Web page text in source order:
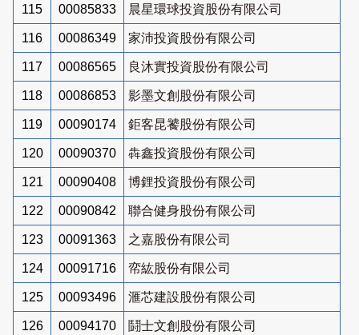
115 00085833 晨星環球投資股份有限公司
116 00086349 家沛投資股份有限公司
117 00086565 良沐實投資股份有限公司
118 00086853 影墨文創股份有限公司
119 00090174 鉅客昆饕股份有限公司
120 00090370 犇鑫投資股份有限公司
121 00090408 博鋰投資股份有限公司
122 00090842 聯合健身股份有限公司
123 00091363 之嘉股份有限公司
124 00091716 帟紘股份有限公司
125 00093496 滙芯建設股份有限公司
126 00094170 鬪士文創股份有限公司